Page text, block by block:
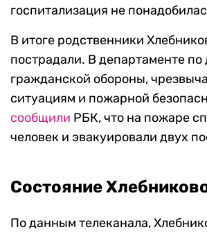
госпитализация не
В итоге родственники
пострадали. В департаменте по
гражданской обороны,
ситуациям и пожарной
сообщили РБК, что на пожаре
человек и эвакуировали двух
Состояние
По данным телеканала,